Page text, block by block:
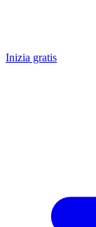
Inizia gratis